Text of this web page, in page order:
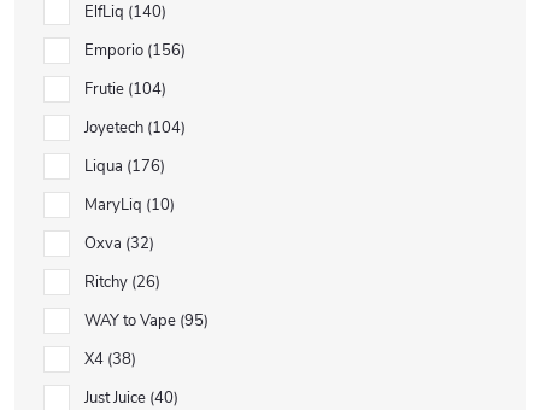
ElfLiq 140
Emporio 156
Frutie 104
Joyetech 104
Liqua 176
MaryLiq 10
Oxva 32
Ritchy 26
WAY to Vape 95
X4 38
Just Juice 40